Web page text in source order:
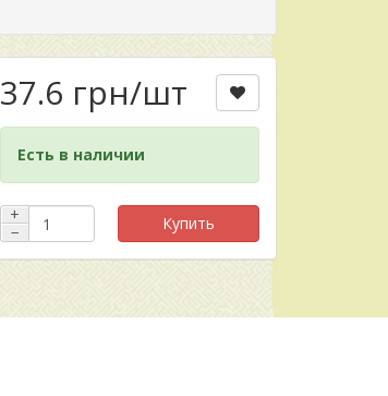
37.6 грн/шт
Есть в наличии
+
−
Купить